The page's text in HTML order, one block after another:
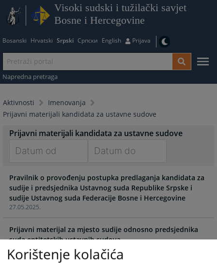
Visoki sudski i tužilački savjet
Bosne i Hercegovine
Bosanski Hrvatski Srpski Српски English Prijava
Napredna pretraga
Aktivnosti
Imenovanja
Prijavni materijali kandidata za ustavne sudove
Prijavni materijali kandidata za ustavne sudove
forward
to
interact
with
the
calendar
and
select
forward
to
interact
the
calendar
and
select
27.05.2025.
Pravilnik o provođenju postupka predlaganja kandidata za
sudije i predsjednika Ustavnog suda Republike Srpske i
sudije Ustavnog suda Federacije Bosne i Hercegovine
30.07.2024.
Prijavni materijal za mjesto sudije odnosno predsjednika
suda entitetskih ustavnih sudova
Korištenje kolačića